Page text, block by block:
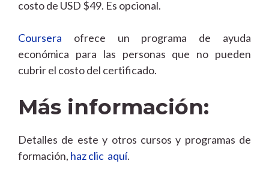
costo de USD $49. Es opcional.
Coursera ofrece un programa de ayuda
económica para las personas que no pueden
cubrir el costo del certificado.
Más información:
Detalles de este y otros cursos y programas de
formación, haz clic aquí.